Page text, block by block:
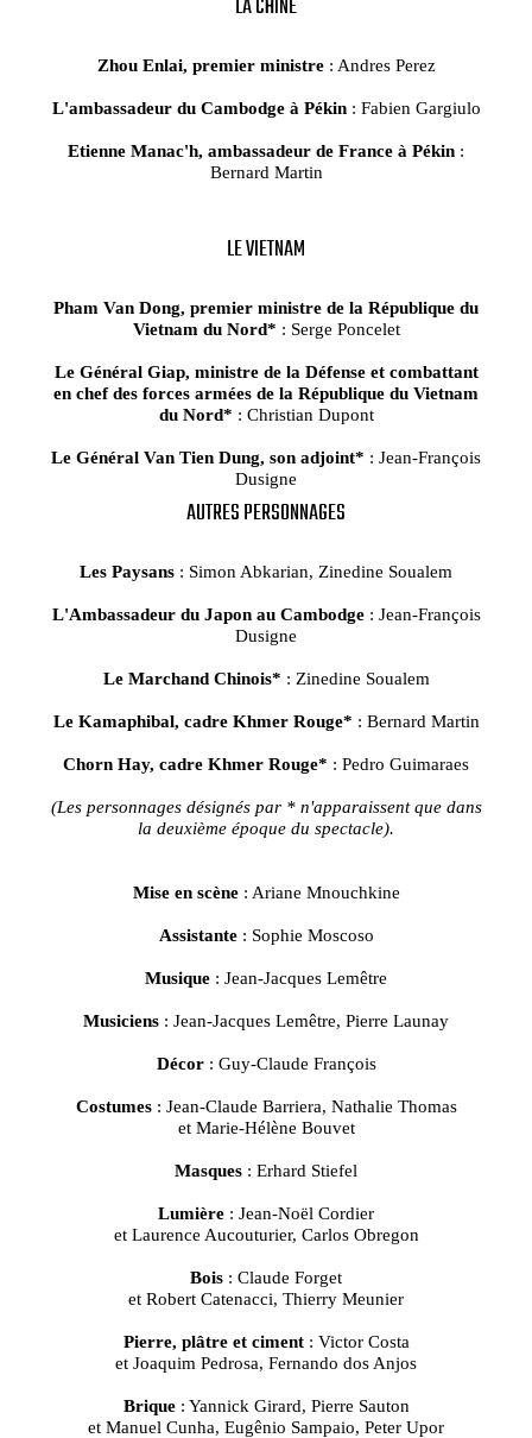
LA CHINE
Zhou Enlai, premier ministre : Andres Perez
L'ambassadeur du Cambodge à Pékin : Fabien Gargiulo
Etienne Manac'h, ambassadeur de France à Pékin :
Bernard Martin
LE VIETNAM
Pham Van Dong, premier ministre de la République du
Vietnam du Nord* : Serge Poncelet
Le Général Giap, ministre de la Défense et combattant
en chef des forces armées de la République du Vietnam
du Nord* : Christian Dupont
Le Général Van Tien Dung, son adjoint* : Jean-François
Dusigne
AUTRES PERSONNAGES
Les Paysans : Simon Abkarian, Zinedine Soualem
L'Ambassadeur du Japon au Cambodge : Jean-François
Dusigne
Le Marchand Chinois* : Zinedine Soualem
Le Kamaphibal, cadre Khmer Rouge* : Bernard Martin
Chorn Hay, cadre Khmer Rouge* : Pedro Guimaraes
(Les personnages désignés par * n'apparaissent que dans
la deuxième époque du spectacle).
Mise en scène : Ariane Mnouchkine
Assistante: Sophie Moscoso
Musique : Jean-Jacques Lemêtre
Musiciens : Jean-Jacques Lemêtre, Pierre Launay
Décor: Guy-Claude François
Costumes : Jean-Claude Barriera, Nathalie Thomas
et Marie-Hélène Bouvet
Masques : Erhard Stiefel
Lumière : Jean-Noël Cordier
et Laurence Aucouturier, Carlos Obregon
Bois : Claude Forget
et Robert Catenacci, Thierry Meunier
Pierre, plâtre et ciment : Victor Costa
et Joaquim Pedrosa, Fernando dos Anjos
Brique: Yannick Girard, Pierre Sauton
et Manuel Cunha, Eugênio Sampaio, Peter Upor